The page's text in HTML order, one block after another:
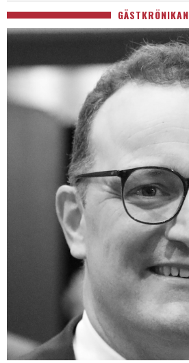
GÄSTKRÖNIKAN